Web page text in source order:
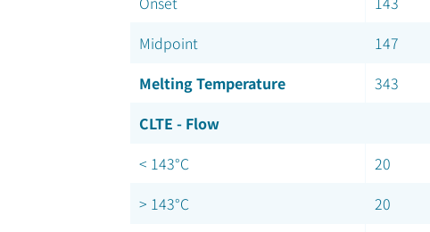
Midpoint
147
Melting Temperature
343
CLTE - Flow
< 143°C
20
> 143°C
20